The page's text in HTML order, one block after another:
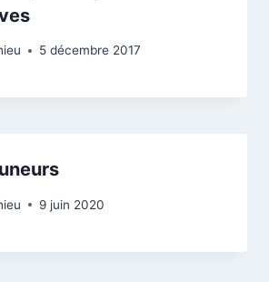
5 décembre 2017
9 juin 2020